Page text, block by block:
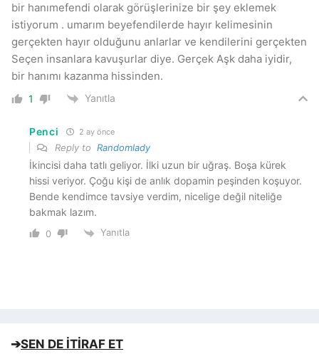
bir hanımefendi olarak görüşlerinize bir şey eklemek
istiyorum . umarım beyefendilerde hayır kelimesinin
gerçekten hayır olduğunu anlarlar ve kendilerini gerçekten
Seçen insanlara kavuşurlar diye. Gerçek Aşk daha iyidir,
bir hanımı kazanma hissinden.
1 Yanıtla
Penci 2 ay önce
Reply to Randomlady
İkincisi daha tatlı geliyor. İlki uzun bir uğraş. Boşa kürek
hissi veriyor. Çoğu kişi de anlık dopamin peşinden koşuyor.
Bende kendimce tavsiye verdim, nicelige değil niteliğe
bakmak lazım.
0 Yanıtla
➔SEN DE İTİRAF ET